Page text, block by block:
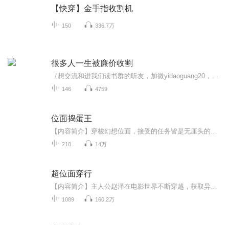
【快穿】金手指收割机
150 336.7万
很多人一生被廉价收割
146 4759
位面捣蛋王
218 14万
超位面穿行
1089 160.2万